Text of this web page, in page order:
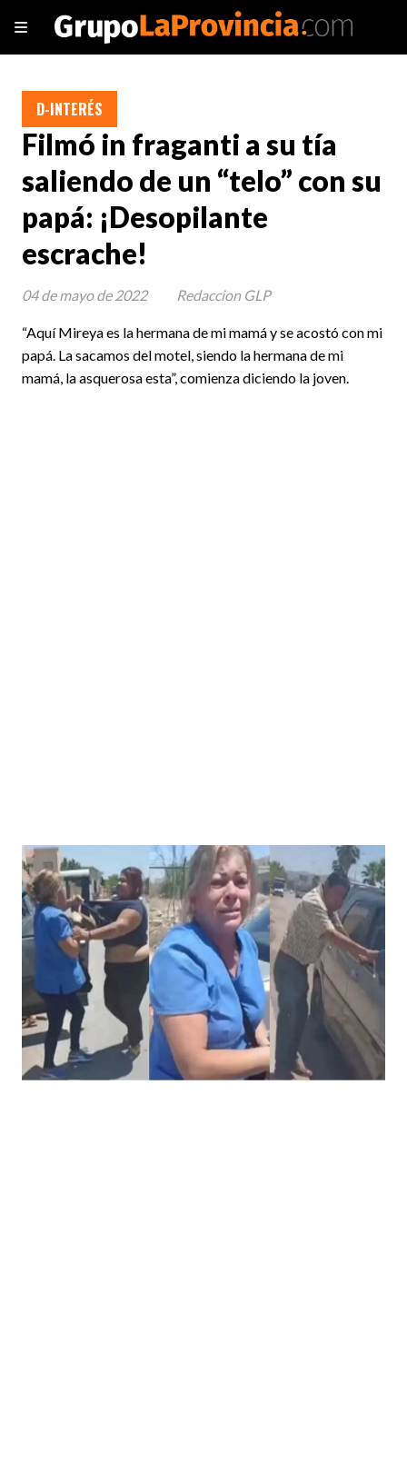
Filmó in fraganti a su tía
saliendo de un “telo” con su
papá: ¡Desopilante
escrache!
“Aquí Mireya es la hermana de mi mamá y se acostó con mi
papá. La sacamos del motel, siendo la hermana de mi
mamá, la asquerosa esta”, comienza diciendo la joven.
D-INTERÉS
04 de mayo de 2022 Redaccion GLP